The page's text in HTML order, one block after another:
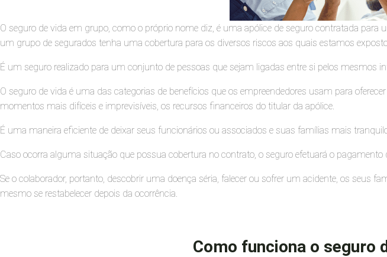
O seguro de vida em grupo, como o próprio nome diz, é uma apólice de seguro contratada
um grupo de segurados tenha uma cobertura para os diversos riscos aos quais estamos
É um seguro realizado para um conjunto de pessoas que sejam ligadas entre si pelos mesmos
O seguro de vida é uma das categorias de benefícios que os empreendedores usam para
momentos mais difíceis e imprevisíveis, os recursos financeiros do titular da apólice.
É uma maneira eficiente de deixar seus funcionários ou associados e suas famílias mais
Caso ocorra alguma situação que possua cobertura no contrato, o seguro efetuará o
Se o colaborador, portanto, descobrir uma doença séria, falecer ou sofrer um acidente, os seus
mesmo se restabelecer depois da ocorrência.
Como funciona o seguro